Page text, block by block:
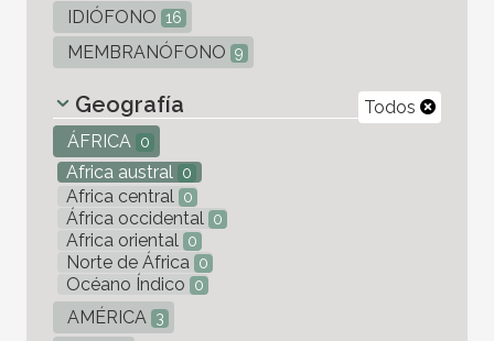
IDIÓFONO 16
MEMBRANÓFONO 9
Todos
Geografía
ÁFRICA 0
Africa austral 0
Africa central 0
África occidental 0
Africa oriental 0
Norte de África 0
Océano Índico 0
AMÉRICA 3